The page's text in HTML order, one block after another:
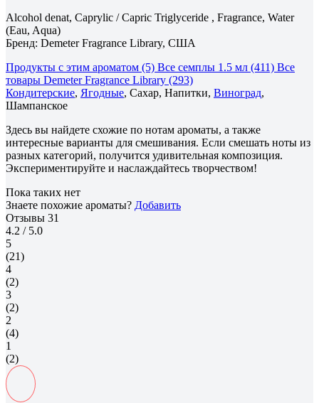
Alcohol denat, Caprylic / Capric Triglyceride , Fragrance, Water
(Eau, Aqua)
Бренд: Demeter Fragrance Library, США
Продукты с этим ароматом (5) Все семплы 1.5 мл (411) Все
товары Demeter Fragrance Library (293)
Кондитерские, Ягодные, Сахар, Напитки, Виноград,
Шампанское
Здесь вы найдете схожие по нотам ароматы, а также
интересные варианты для смешивания. Если смешать ноты из
разных категорий, получится удивительная композиция.
Экспериментируйте и наслаждайтесь творчеством!
Пока таких нет
Знаете похожие ароматы? Добавить
Отзывы 31
4.2 / 5.0
5
(21)
4
(2)
3
(2)
2
(4)
1
(2)